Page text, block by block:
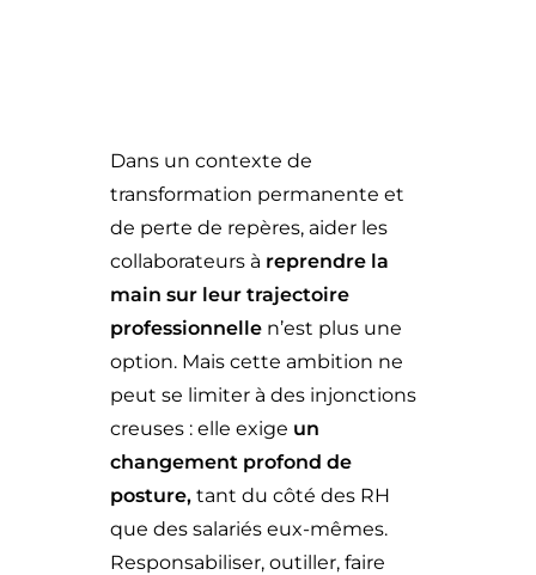
Dans un contexte de
transformation permanente et
de perte de repères, aider les
collaborateurs à reprendre la
main sur leur trajectoire
professionnelle n’est plus une
option. Mais cette ambition ne
peut se limiter à des injonctions
creuses : elle exige un
changement profond de
posture, tant du côté des RH
que des salariés eux-mêmes.
Responsabiliser, outiller, faire